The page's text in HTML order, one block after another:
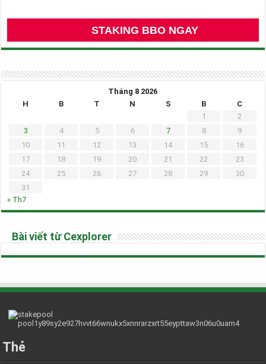
STAKING BBO NGAY
Tháng 8 2026
H
B T N S B
C
1
2
3
4 5 6 7 8
9
10
11 12 13 14 15
16
17
18 19 20 21 22
23
24
25 26 27 28 29
30
31
« Th7
Bài viết từ Cexplorer
Thẻ